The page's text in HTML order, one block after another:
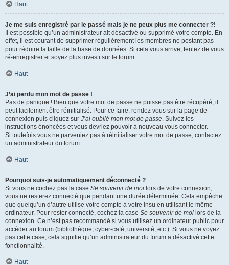
Haut
Je me suis enregistré par le passé mais je ne peux plus me connecter ?!
Il est possible qu’un administrateur ait désactivé ou supprimé votre compte. En
effet, il est courant de supprimer régulièrement les membres ne postant pas
pour réduire la taille de la base de données. Si cela vous arrive, tentez de vous
ré-enregistrer et soyez plus investi sur le forum.
Haut
J’ai perdu mon mot de passe !
Pas de panique ! Bien que votre mot de passe ne puisse pas être récupéré, il
peut facilement être réinitialisé. Pour ce faire, rendez vous sur la page de
connexion puis cliquez sur J’ai oublié mon mot de passe. Suivez les
instructions énoncées et vous devriez pouvoir à nouveau vous connecter.
Si toutefois vous ne parveniez pas à réinitialiser votre mot de passe, contactez
un administrateur du forum.
Haut
Pourquoi suis-je automatiquement déconnecté ?
Si vous ne cochez pas la case Se souvenir de moi lors de votre connexion,
vous ne resterez connecté que pendant une durée déterminée. Cela empêche
que quelqu’un d’autre utilise votre compte à votre insu en utilisant le même
ordinateur. Pour rester connecté, cochez la case Se souvenir de moi lors de la
connexion. Ce n’est pas recommandé si vous utilisez un ordinateur public pour
accéder au forum (bibliothèque, cyber-café, université, etc.). Si vous ne voyez
pas cette case, cela signifie qu’un administrateur du forum a désactivé cette
fonctionnalité.
Haut